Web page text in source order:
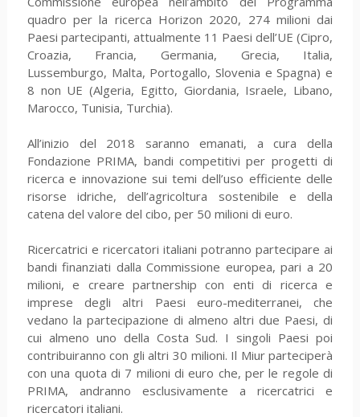
quadro per la ricerca Horizon 2020, 274 milioni dai
Paesi partecipanti, attualmente 11 Paesi dell’UE (Cipro,
Croazia, Francia, Germania, Grecia, Italia,
Lussemburgo, Malta, Portogallo, Slovenia e Spagna) e
8 non UE (Algeria, Egitto, Giordania, Israele, Libano,
Marocco, Tunisia, Turchia).
All’inizio del 2018 saranno emanati, a cura della
Fondazione PRIMA, bandi competitivi per progetti di
ricerca e innovazione sui temi dell’uso efficiente delle
risorse idriche, dell’agricoltura sostenibile e della
catena del valore del cibo, per 50 milioni di euro.
Ricercatrici e ricercatori italiani potranno partecipare ai
bandi finanziati dalla Commissione europea, pari a 20
milioni, e creare partnership con enti di ricerca e
imprese degli altri Paesi euro-mediterranei, che
vedano la partecipazione di almeno altri due Paesi, di
cui almeno uno della Costa Sud. I singoli Paesi poi
contribuiranno con gli altri 30 milioni. Il Miur parteciperà
con una quota di 7 milioni di euro che, per le regole di
PRIMA, andranno esclusivamente a ricercatrici e
ricercatori italiani.